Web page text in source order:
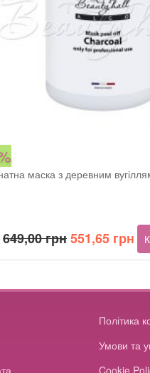
маска з деревним
649,00грн Оригінальна
ціна:
551,65 грн
Політика
Умови та
Cookie